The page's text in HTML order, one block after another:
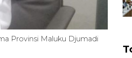
Provinsi Maluku Djumadi